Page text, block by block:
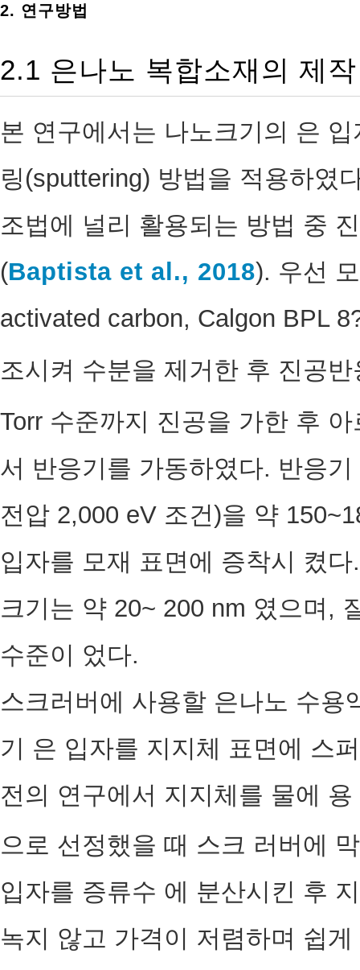
2. 연구방법
2.1 은나노 복합소재의 제작
본 연구에서는 나노크기의 은
링(sputtering) 방법을 적용하였
조법에 널리 활용되는 방법 중
(Baptista et al., 2018). 우선
activated carbon, Calgon BPL
조시켜 수분을 제거한 후 진공
Torr 수준까지 진공을 가한 후
서 반응기를 가동하였다. 반응
전압 2,000 eV 조건)을 약
입자를 모재 표면에 증착시 켰
크기는 약 20~ 200 nm 였으며,
수준이 었다.
스크러버에 사용할 은나노 수
기 은 입자를 지지체 표면에 스
전의 연구에서 지지체를 물에
으로 선정했을 때 스크 러버에
입자를 증류수 에 분산시킨 후
녹지 않고 가격이 저렴하며 쉽